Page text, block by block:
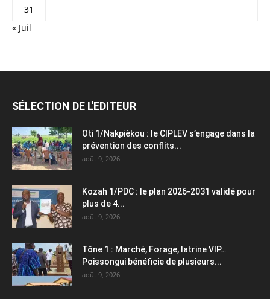
31
« Juil
SÉLECTION DE L'EDITEUR
Oti 1/Nakpièkou : le CIPLEV s’engage dans la
prévention des conflits...
août 9, 2026
Kozah 1/PDC : le plan 2026-2031 validé pour
plus de 4...
août 9, 2026
Tône 1 : Marché, Forage, latrine VIP…
Poissongui bénéficie de plusieurs...
août 9, 2026